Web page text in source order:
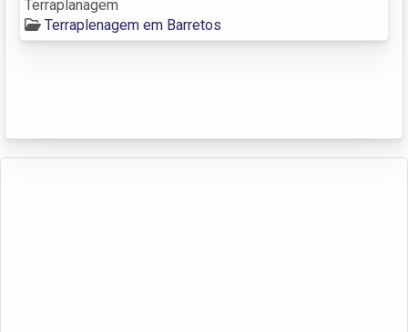
Terraplanagem
Terraplenagem em Barretos